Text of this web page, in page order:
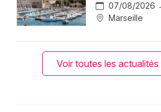
07/08/2026
Marseille
Voir toutes les actualités